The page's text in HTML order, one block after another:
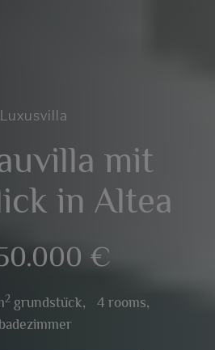
Luxusvilla
mit
in Altea
€
2 grundstück,
4 rooms,